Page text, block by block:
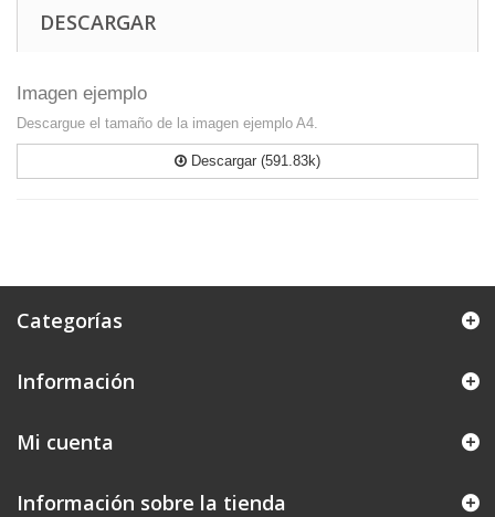
DESCARGAR
Imagen ejemplo
Descargue el tamaño de la imagen ejemplo A4.
Descargar (591.83k)
Categorías
Información
Mi cuenta
Información sobre la tienda